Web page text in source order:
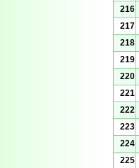
216
217
218
219
220
221
222
223
224
225